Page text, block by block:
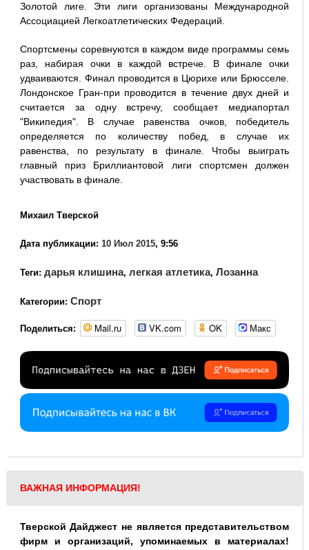
Золотой лиге. Эти лиги организованы Международной
Ассоциацией Легкоатлетических Федераций.
Спортсмены соревнуются в каждом виде программы семь
раз, набирая очки в каждой встрече. В финале очки
удваиваются. Финал проводится в Цюрихе или Брюсселе.
Лондонское Гран-при проводится в течение двух дней и
считается за одну встречу, сообщает медиапортал
"Википедия". В случае равенства очков, победитель
определяется по количеству побед, в случае их
равенства, по результату в финале. Чтобы выиграть
главный приз Бриллиантовой лиги спортсмен должен
участвовать в финале.
Михаил Тверской
Дата публикации: 10 Июл 2015, 9:56
Теги: дарья клишина, легкая атлетика, Лозанна
Категории: Спорт
Поделиться: Mail.ru VK.com OK Макс
ВАЖНАЯ ИНФОРМАЦИЯ!
Тверской Дайджест не является представительством
фирм и организаций, упоминаемых в материалах!